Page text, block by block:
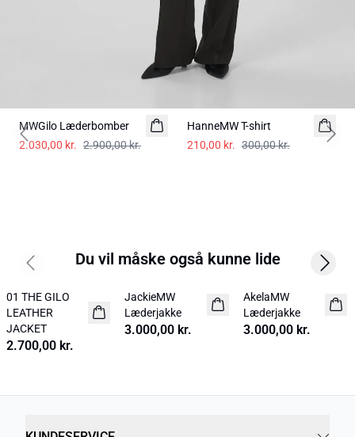
MWGilo Læderbomber
2.030,00 kr. 2.900,00 kr.
HanneMW T-shirt
210,00 kr. 300,00 kr.
Previous slide Next
Du vil måske også kunne lide
NYHED
01 THE GILO
LEATHER
JACKET
2.700,00 kr.
NYHED
JackieMW
Læderjakke
3.000,00 kr.
NYHED
AkelaMW
Læderjakke
3.000,00 kr.
Previous slide Next